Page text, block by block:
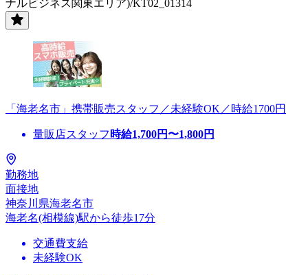
ナルビジネス関東エリア)/KT02_01314
「海老名市」携帯販売スタッフ／未経験OK／時給1700円
量販店スタッフ 時給1,700円〜1,800円
勤務地
面接地
神奈川県海老名市
海老名(相模線)駅から徒歩17分
交通費支給
未経験OK